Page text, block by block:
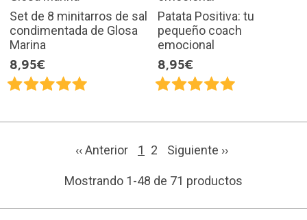
Set de 8 minitarros de sal
condimentada de Glosa
Marina
8,95€
Patata Positiva: tu
pequeño coach
emocional
8,95€
‹‹ Anterior 1 2 Siguiente ››
Mostrando 1-48 de 71 productos